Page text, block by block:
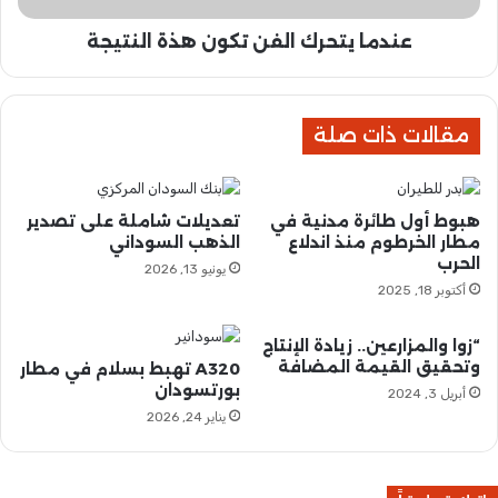
ل
ت
ح
ة
ب
س
ب
ح
ر
ب
س
ر
ت
ك
ن
ه
ذ
ة
ل
ن
ت
عندما يتحرك الفن تكون هذة النتيجة
مقالات ذات صلة
هبوط أول طائرة مدنية في
مطار الخرطوم منذ اندلاع
الحرب
أكتوبر 18, 2025
تعديلات شاملة على تصدير
الذهب السوداني
يونيو 13, 2026
“زوا والمزارعين.. زيادة الإنتاج
وتحقيق القيمة المضافة
أبريل 3, 2024
A320 تهبط بسلام في مطار
بورتسودان
يناير 24, 2026